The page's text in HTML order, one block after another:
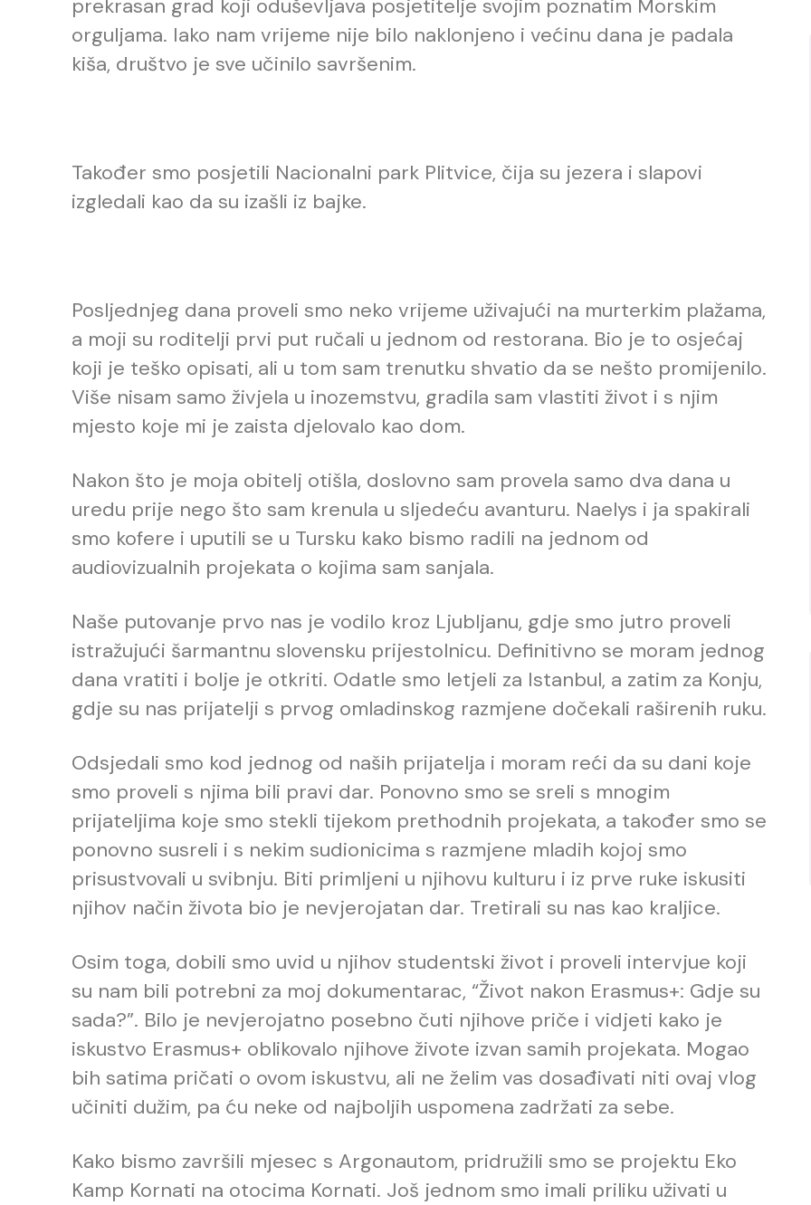
prekrasan grad koji oduševljava posjetitelje svojim poznatim Morskim
orguljama. Iako nam vrijeme nije bilo naklonjeno i većinu dana je padala
kiša, društvo je sve učinilo savršenim.
Također smo posjetili Nacionalni park Plitvice, čija su jezera i slapovi
izgledali kao da su izašli iz bajke.
Posljednjeg dana proveli smo neko vrijeme uživajući na murterkim plažama,
a moji su roditelji prvi put ručali u jednom od restorana. Bio je to osjećaj
koji je teško opisati, ali u tom sam trenutku shvatio da se nešto promijenilo.
Više nisam samo živjela u inozemstvu, gradila sam vlastiti život i s njim
mjesto koje mi je zaista djelovalo kao dom.
Nakon što je moja obitelj otišla, doslovno sam provela samo dva dana u
uredu prije nego što sam krenula u sljedeću avanturu. Naelys i ja spakirali
smo kofere i uputili se u Tursku kako bismo radili na jednom od
audiovizualnih projekata o kojima sam sanjala.
Naše putovanje prvo nas je vodilo kroz Ljubljanu, gdje smo jutro proveli
istražujući šarmantnu slovensku prijestolnicu. Definitivno se moram jednog
dana vratiti i bolje je otkriti. Odatle smo letjeli za Istanbul, a zatim za Konju,
gdje su nas prijatelji s prvog omladinskog razmjene dočekali raširenih ruku.
Odsjedali smo kod jednog od naših prijatelja i moram reći da su dani koje
smo proveli s njima bili pravi dar. Ponovno smo se sreli s mnogim
prijateljima koje smo stekli tijekom prethodnih projekata, a također smo se
ponovno susreli i s nekim sudionicima s razmjene mladih kojoj smo
prisustvovali u svibnju. Biti primljeni u njihovu kulturu i iz prve ruke iskusiti
njihov način života bio je nevjerojatan dar. Tretirali su nas kao kraljice.
Osim toga, dobili smo uvid u njihov studentski život i proveli intervjue koji
su nam bili potrebni za moj dokumentarac, “Život nakon Erasmus+: Gdje su
sada?”. Bilo je nevjerojatno posebno čuti njihove priče i vidjeti kako je
iskustvo Erasmus+ oblikovalo njihove živote izvan samih projekata. Mogao
bih satima pričati o ovom iskustvu, ali ne želim vas dosađivati niti ovaj vlog
učiniti dužim, pa ću neke od najboljih uspomena zadržati za sebe.
Kako bismo završili mjesec s Argonautom, pridružili smo se projektu Eko
Kamp Kornati na otocima Kornati. Još jednom smo imali priliku uživati u